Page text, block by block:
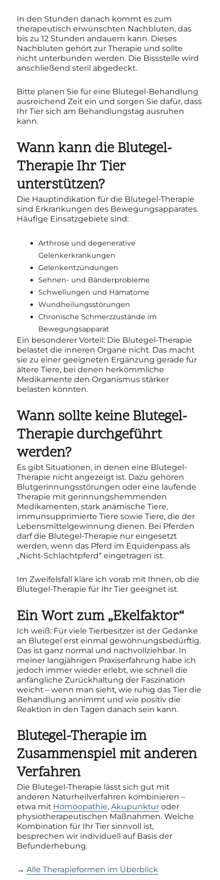
In den Stunden danach kommt es zum
therapeutisch erwünschten Nachbluten, das
bis zu 12 Stunden andauern kann. Dieses
Nachbluten gehört zur Therapie und sollte
nicht unterbunden werden. Die Bissstelle wird
anschließend steril abgedeckt.
Bitte planen Sie für eine Blutegel-Behandlung
ausreichend Zeit ein und sorgen Sie dafür, dass
Ihr Tier sich am Behandlungstag ausruhen
kann.
Wann kann die Blutegel-
Therapie Ihr Tier
unterstützen?
Die Hauptindikation für die Blutegel-Therapie
sind Erkrankungen des Bewegungsapparates.
Häufige Einsatzgebiete sind:
Arthrose und degenerative
Gelenkerkrankungen
Gelenkentzündungen
Sehnen- und Bänderprobleme
Schwellungen und Hämatome
Wundheilungsstörungen
Chronische Schmerzzustände im
Bewegungsapparat
Ein besonderer Vorteil: Die Blutegel-Therapie
belastet die inneren Organe nicht. Das macht
sie zu einer geeigneten Ergänzung gerade für
ältere Tiere, bei denen herkömmliche
Medikamente den Organismus stärker
belasten könnten.
Wann sollte keine Blutegel-
Therapie durchgeführt
werden?
Es gibt Situationen, in denen eine Blutegel-
Therapie nicht angezeigt ist. Dazu gehören
Blutgerinnungsstörungen oder eine laufende
Therapie mit gerinnungshemmenden
Medikamenten, stark anämische Tiere,
immunsupprimierte Tiere sowie Tiere, die der
Lebensmittelgewinnung dienen. Bei Pferden
darf die Blutegel-Therapie nur eingesetzt
werden, wenn das Pferd im Equidenpass als
„Nicht-Schlachtpferd“ eingetragen ist.
Im Zweifelsfall kläre ich vorab mit Ihnen, ob die
Blutegel-Therapie für Ihr Tier geeignet ist.
Ein Wort zum „Ekelfaktor“
Ich weiß: Für viele Tierbesitzer ist der Gedanke
an Blutegel erst einmal gewöhnungsbedürftig.
Das ist ganz normal und nachvollziehbar. In
meiner langjährigen Praxiserfahrung habe ich
jedoch immer wieder erlebt, wie schnell die
anfängliche Zurückhaltung der Faszination
weicht – wenn man sieht, wie ruhig das Tier die
Behandlung annimmt und wie positiv die
Reaktion in den Tagen danach sein kann.
Blutegel-Therapie im
Zusammenspiel mit anderen
Verfahren
Die Blutegel-Therapie lässt sich gut mit
anderen Naturheilverfahren kombinieren –
etwa mit Homöopathie,Akupunktur oder
physiotherapeutischen Maßnahmen. Welche
Kombination für Ihr Tier sinnvoll ist,
besprechen wir individuell auf Basis der
Befunderhebung.
→Alle Therapieformen im Überblick